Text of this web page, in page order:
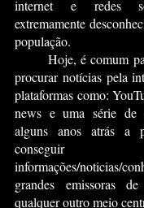
internet e redes
extremamente
população.
	Hoje, é comum para a maioria de nós
procurar notícias pela
plataformas como:
news e uma série de
alguns anos atrás a
conseguir
informações/noticias/
grandes emissoras
qualquer outro meio